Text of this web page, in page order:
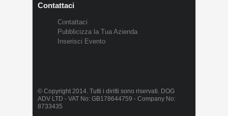
Contattaci
Contattaci
Pubblicizza la Tua Azienda
Inserisci Evento
© Copyright 2014. Tutti i diritti sono riservati. DOG
ADV LTD - VAT No: GB178644759 - Company No:
8733435